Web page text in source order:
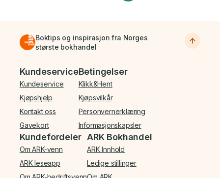
Boktips og inspirasjon fra Norges
største bokhandel
Bunnmeny
Kundeservice
Kundeservice
Kjøpshjelp
Kontakt oss
Gavekort
Betingelser
Klikk&Hent
Kjøpsvilkår
Personvernerklæring
Informasjonskapsler
Kundefordeler
Om ARK-venn
ARK leseapp
ARK Bokhandel
ARK Innhold
Ledige stillinger